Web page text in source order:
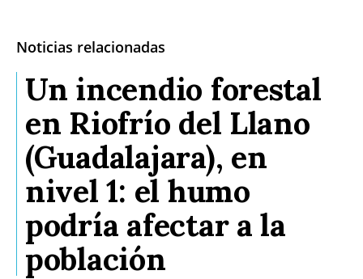
Noticias relacionadas
Un incendio forestal
en Riofrío del Llano
(Guadalajara), en
nivel 1: el humo
podría afectar a la
población